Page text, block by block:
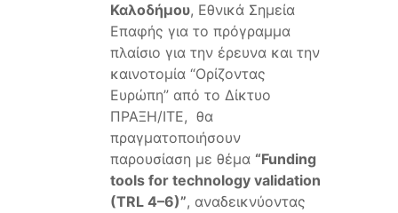
Καλοδήμου, Εθνικά Σημεία
Επαφής για το πρόγραμμα
πλαίσιο για την έρευνα και την
καινοτομία “Ορίζοντας
Ευρώπη” από το Δίκτυο
ΠΡΑΞΗ/ΙΤΕ, θα
πραγματοποιήσουν
παρουσίαση με θέμα “Funding
tools for technology validation
(TRL 4–6)”, αναδεικνύοντας